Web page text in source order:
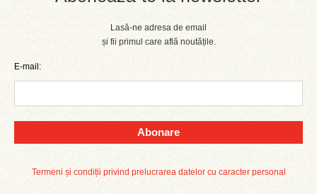
Lasă-ne adresa de email
și fii primul care află noutățile.
E-mail:
Abonare
Termeni și condiții privind prelucrarea datelor cu caracter personal